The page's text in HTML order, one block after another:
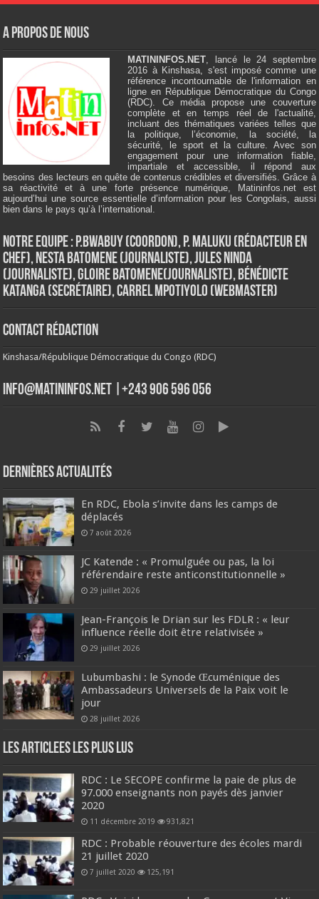
A Propos de Nous
MATININFOS.NET , lancé le 24 septembre
2016 à Kinshasa, s'est imposé comme une
référence incontournable de l'information en
ligne en République Démocratique du Congo
(RDC). Ce média propose une couverture
complète et en temps réel de l'actualité,
incluant des thématiques variées telles que
la politique, l’économie, la société, la
sécurité, le sport et la culture. Avec son
engagement pour une information fiable,
impartiale et accessible, il répond aux
besoins des lecteurs en quête de contenus crédibles et diversifiés. Grâce à
sa réactivité et à une forte présence numérique, Matininfos.net est
aujourd’hui une source essentielle d’information pour les Congolais, aussi
bien dans le pays qu’à l’international.
Notre Equipe : P.Bwabuy (Coordon), P. Maluku (Rédacteur en
Chef), Nesta Batomene (Journaliste), Jules Ninda
(Journaliste), Gloire Batomene(Journaliste), Bénédicte
Katanga (Secrétaire), Carrel Mpotiyolo (Webmaster)
Contact Rédaction
Kinshasa/République Démocratique du Congo (RDC)
info@matininfos.net |+243 906 596 056
Dernières Actualités
En RDC, Ebola s’invite dans les camps de
déplacés
7 août 2026
JC Katende : « Promulguée ou pas, la loi
référendaire reste anticonstitutionnelle »
29 juillet 2026
Jean-François le Drian sur les FDLR : « leur
influence réelle doit être relativisée »
29 juillet 2026
Lubumbashi : le Synode Œcuménique des
Ambassadeurs Universels de la Paix voit le
jour
28 juillet 2026
Les Articlees les plus Lus
RDC : Le SECOPE confirme la paie de plus de
97.000 enseignants non payés dès janvier
2020
11 décembre 2019 931,821
RDC : Probable réouverture des écoles mardi
21 juillet 2020
7 juillet 2020 125,191